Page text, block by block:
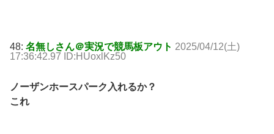
48: 名無しさん＠実況で競馬板アウト 2025/04/12(土)
17:36:42.97 ID:HUoxlKz50
ノーザンホースパーク入れるか？
これ